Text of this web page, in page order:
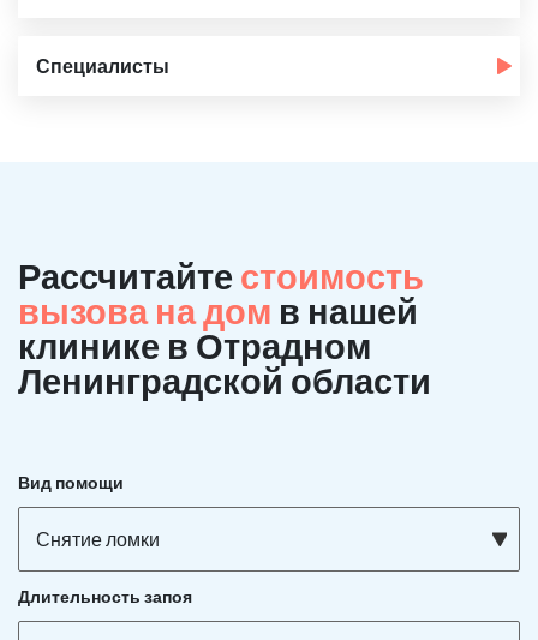
Специалисты
Рассчитайте стоимость
вызова на дом в нашей
клинике в Отрадном
Ленинградской области
Вид помощи
Снятие ломки
Длительность запоя